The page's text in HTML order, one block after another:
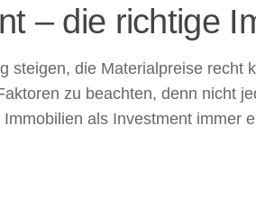
– die richtige
steigen, die Materialpreise recht
zu beachten, denn nicht
als Investment immer